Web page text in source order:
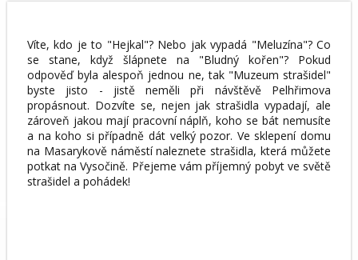
Víte, kdo je to "Hejkal"? Nebo jak vypadá "Meluzína"? Co
se stane, když šlápnete na "Bludný kořen"? Pokud
odpověď byla alespoň jednou ne, tak "Muzeum strašidel"
byste jisto - jistě neměli při návštěvě Pelhřimova
propásnout. Dozvíte se, nejen jak strašidla vypadají, ale
zároveň jakou mají pracovní náplň, koho se bát nemusíte
a na koho si případně dát velký pozor. Ve sklepení domu
na Masarykově náměstí naleznete strašidla, která můžete
potkat na Vysočině. Přejeme vám příjemný pobyt ve světě
strašidel a pohádek!